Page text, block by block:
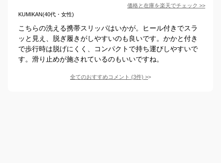
価格と在庫を楽天でチェック >>
KUMIKAN(40代・女性)
こちらの洗える携帯スリッパはいかが。ヒール付きでスラ
ッと見え、脱ぎ履きがしやすいのも良いです。かかと付き
で歩行時は脱げにくく、コンパクトで持ち運びしやすいで
す。滑り止めが施されているのもいいですね。
全てのおすすめコメント (3件) >